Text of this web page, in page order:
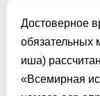
Достоверное
обязательных
иша)
«Всемирная